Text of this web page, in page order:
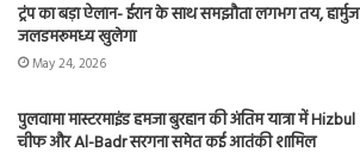
ट्रंप का बड़ा ऐलान- ईरान के साथ समझौता लगभग तय, हार्मुज
जलडमरूमध्य खुलेगा
May 24, 2026
पुलवामा मास्टरमाइंड हमजा बुरहान की अंतिम यात्रा में Hizbul
चीफ और Al-Badr सरगना समेत कई आतंकी शामिल